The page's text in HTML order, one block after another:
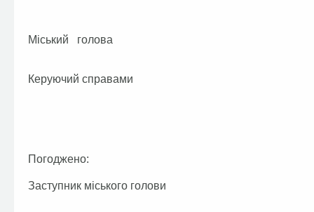
Міський
Керуючий справами
Погоджено:
Заступник міського голови